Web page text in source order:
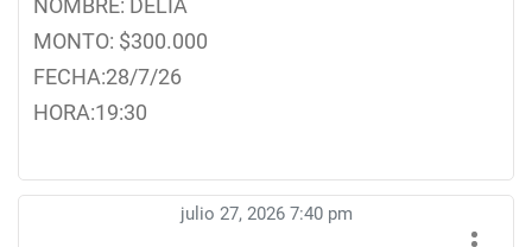
MONTO: $300.000
FECHA:28/7/26
HORA:19:30
julio 27, 2026 7:40 pm